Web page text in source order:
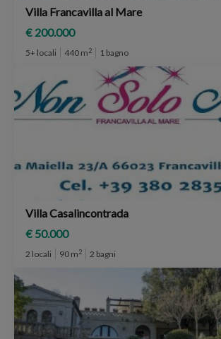
Villa Francavilla al Mare
€ 200.000
5+ locali 440 m2 1 bagno
Villa Casalincontrada
€ 50.000
2 locali 90 m2 2 bagni